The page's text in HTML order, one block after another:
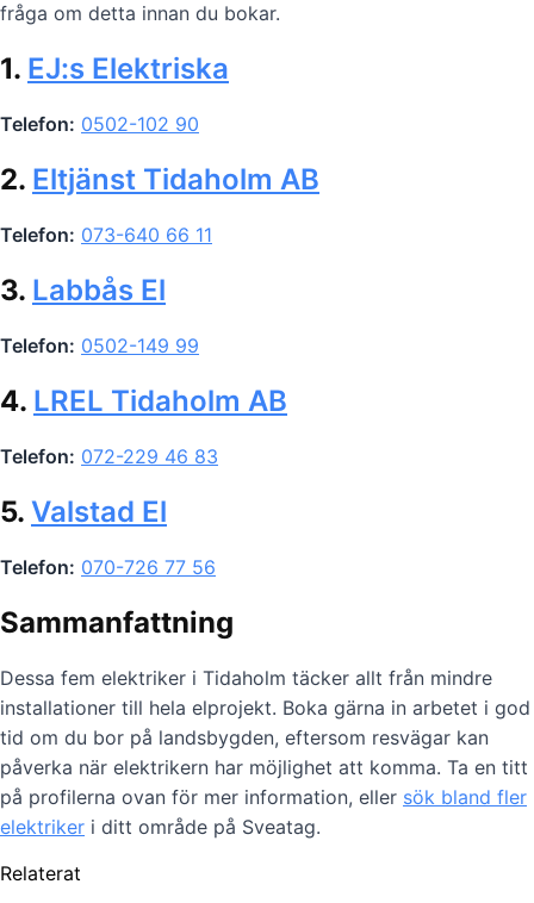
fråga om detta innan du bokar.
1. EJ:s Elektriska
Telefon: 0502-102 90
2. Eltjänst Tidaholm AB
Telefon: 073-640 66 11
3. Labbås El
Telefon: 0502-149 99
4. LREL Tidaholm AB
Telefon: 072-229 46 83
5. Valstad El
Telefon: 070-726 77 56
Sammanfattning
Dessa fem elektriker i Tidaholm täcker allt från mindre
installationer till hela elprojekt. Boka gärna in arbetet i god
tid om du bor på landsbygden, eftersom resvägar kan
påverka när elektrikern har möjlighet att komma. Ta en titt
på profilerna ovan för mer information, eller sök bland fler
elektriker i ditt område på Sveatag.
Relaterat